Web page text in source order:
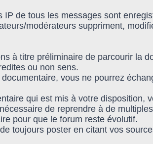
IP de tous les messages sont
modérateurs suppriment,
à titre préliminaire de parcourir la
ou non sens.
vous ne pourrez
qui est mis à votre
de reprendre à de
pour que le forum reste évolutif.
toujours poster en citant vos